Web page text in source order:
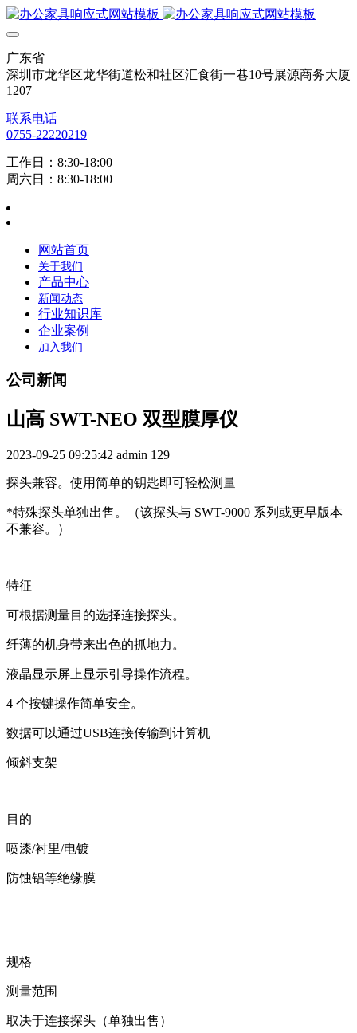
广东省
深圳市龙华区龙华街道松和社区汇食街一巷10号展源商务大厦
1207
联系电话
0755-22220219
工作日：8:30-18:00
周六日：8:30-18:00
网站首页
关于我们
产品中心
新闻动态
行业知识库
企业案例
加入我们
公司新闻
山高 SWT-NEO 双型膜厚仪
2023-09-25 09:25:42 admin 129
探头兼容。使用简单的钥匙即可轻松测量
*特殊探头单独出售。（该探头与 SWT-9000 系列或更早版本
不兼容。）
特征
可根据测量目的选择连接探头。
纤薄的机身带来出色的抓地力。
液晶显示屏上显示引导操作流程。
4 个按键操作简单安全。
数据可以通过USB连接传输到计算机
倾斜支架
目的
喷漆/衬里/电镀
防蚀铝等绝缘膜
规格
测量范围
取决于连接探头（单独出售）